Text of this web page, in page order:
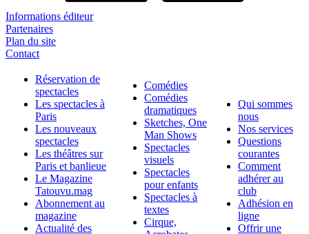
Informations éditeur
Partenaires
Plan du site
Contact
Réservation de
spectacles
Les spectacles à
Paris
Les nouveaux
spectacles
Les théâtres sur
Paris et banlieue
Le Magazine
Tatouvu.mag
Abonnement au
magazine
Actualité des
Comédies
Comédies
dramatiques
Sketches, One
Man Shows
Spectacles
visuels
Spectacles
pour enfants
Spectacles à
textes
Cirque,
Qui sommes
nous
Nos services
Questions
courantes
Comment
adhérer au
club
Adhésion en
ligne
Offrir une